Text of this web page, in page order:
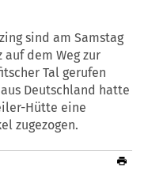
sind am Samstag
auf dem Weg zur
Tal gerufen
Deutschland hatte
Hütte eine
zugezogen.